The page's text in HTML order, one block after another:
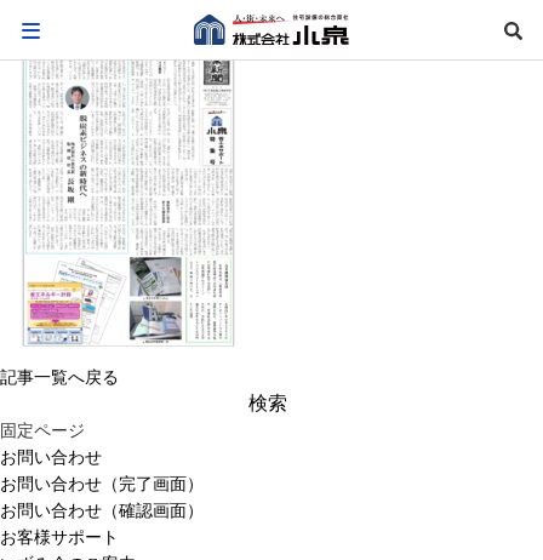
記事一覧へ戻る
索:
固定ページ
お問い合わせ
お問い合わせ（完了画面）
お問い合わせ（確認画面）
お客様サポート